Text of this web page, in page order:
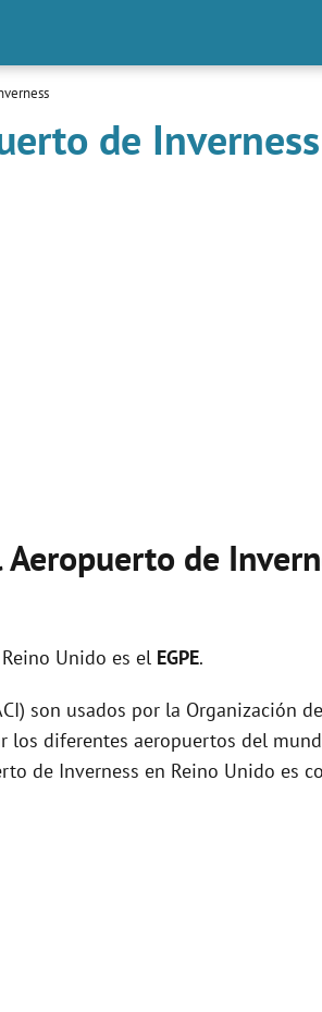
de Inverness
de
Unido es el EGPE.
son usados por la Organización
los diferentes aeropuertos del
de Inverness en Reino Unido es